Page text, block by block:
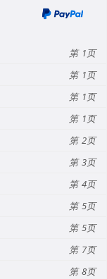
1
1
1
1
2
3
4
5
5
7
8